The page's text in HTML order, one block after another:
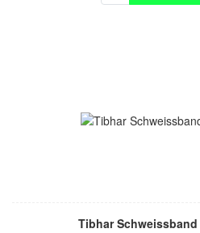
Tibhar